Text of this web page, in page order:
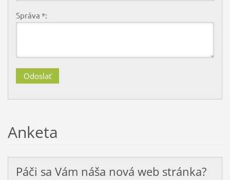
Správa *:
Anketa
Páči sa Vám náša nová web stránka?